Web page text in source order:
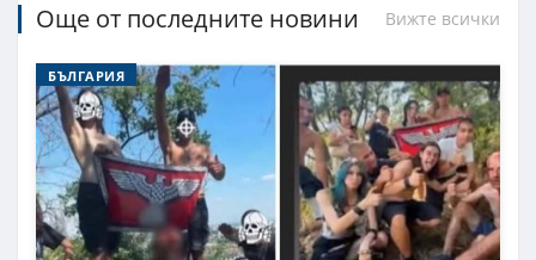
Още от последните новини Вижте всички
БЪЛГАРИЯ